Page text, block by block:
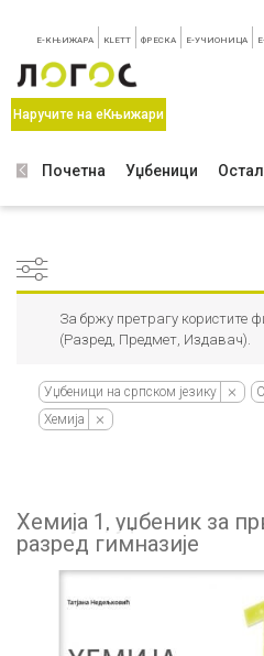
E-КЊИЖАРА KLETT ФРЕСКА E-УЧИОНИЦА
Наручите на еКњижари
Почетна Уџбеници
За бржу претрагу користите
(Разред, Предмет, Издавач).
Уџбеници на српском језику
Хемија
Хемија 1, уџбеник за
разред гимназије